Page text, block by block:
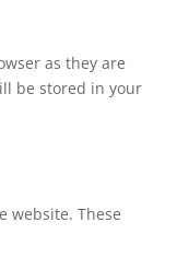
as they are
be stored in your
website. These